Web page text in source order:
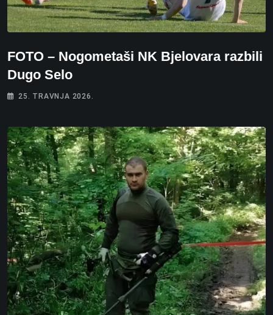
FOTO – Nogometaši NK Bjelovara razbili
Dugo Selo
25. TRAVNJA 2026.